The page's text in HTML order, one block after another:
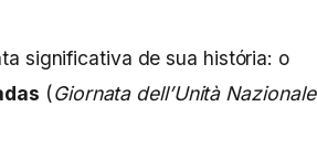
significativa de sua história: o
(Giornata dell’Unità Nazionale